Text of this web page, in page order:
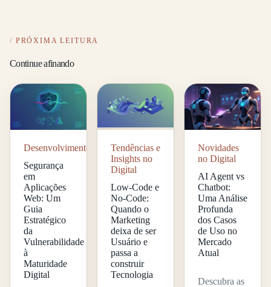
PRÓXIMA LEITURA
Continue afinando
Desenvolvimento
Segurança
em
Aplicações
Web: Um
Guia
Estratégico
da
Vulnerabilidade
à
Maturidade
Digital
Tendências e
Insights no
Digital
Low-Code e
No-Code:
Quando o
Marketing
deixa de ser
Usuário e
passa a
construir
Tecnologia
Novidades
no Digital
AI Agent vs
Chatbot:
Uma Análise
Profunda
dos Casos
de Uso no
Mercado
Atual
Descubra as